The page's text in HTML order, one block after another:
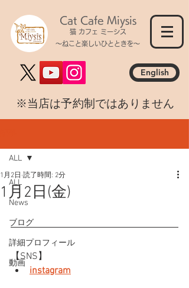
Cat Cafe Miysis
猫 カフェ ミーシス
～ねこと楽しいひとときを～
English
​※当店は予約制ではありません
ALL
News
ブログ
詳細プロフィール
動画
ALL
1月2日(金)
1月2日 読了時間: 2分
【SNS】
instagram